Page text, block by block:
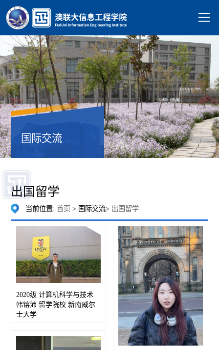
国际交流
出国留学
当前位置:首页 > 国际交流> 出国留学
2020级 计算机科学与技术
韩镕沛 留学院校 新南威尔
士大学